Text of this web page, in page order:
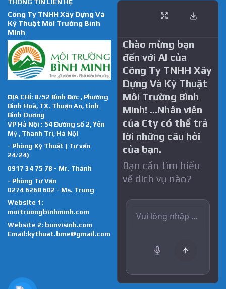
THÔNG TIN LIÊN HỆ
Công Ty TNHH Xây Dựng Và
Kỹ Thuật Môi Trường Bình
Minh
ĐỊA CHỈ: 8/52 Bình Đức , Phường
Bình Hoà, TX. Thuận An, tỉnh
Bình Dương
VP Hà Nội : 54 Đường số 2, Yên
Mỹ , Thanh Trì, Hà Nội
- Phòng Kỹ Thuật ( Tư vấn
24/24)
0917 34 75 78 - Mr. Thành
- Phòng Tư Vấn
0274 6268 602 - Ms. Trung
Website 1:
moitruongbinhminh.com
Website 2: bunvisinh.com
Email:kythuat.bme@gmail.com
Chào mừng bạn
đến với AI của
Công Ty TNHH Xây
Dựng Và Kỹ Thuật
Môi Trường Bình
Minh! …Nhân viên
của Cty có thể trả
lời những câu hỏi
của bạn.
Bạn cần tìm hiểu
về dich vụ nào?